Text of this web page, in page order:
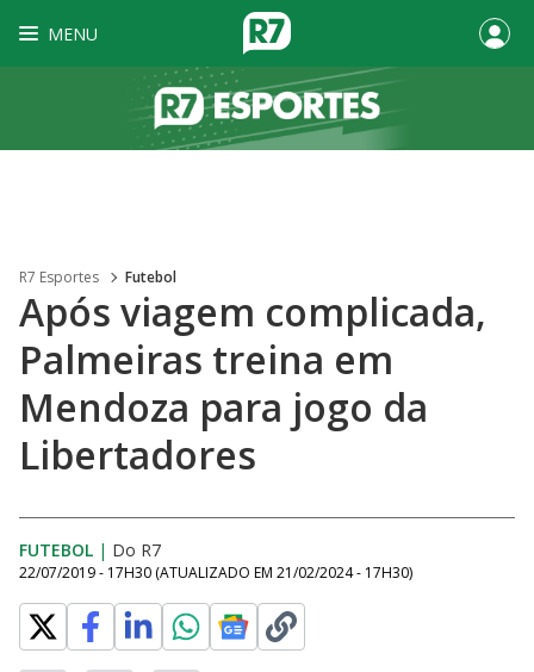
MENU
R7 Esportes Futebol
Após viagem complicada,
Palmeiras treina em
Mendoza para jogo da
Libertadores
FUTEBOL | Do R7
22/07/2019 - 17H30 (ATUALIZADO EM 21/02/2024 - 17H30)